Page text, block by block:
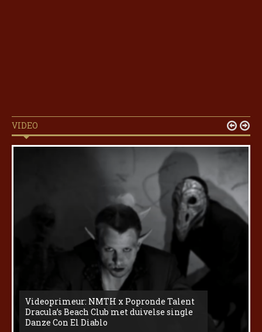
VIDEO
Videoprimeur: NMTH x Popronde Talent
Dracula’s Beach Club met duivelse single
Danze Con El Diablo
 